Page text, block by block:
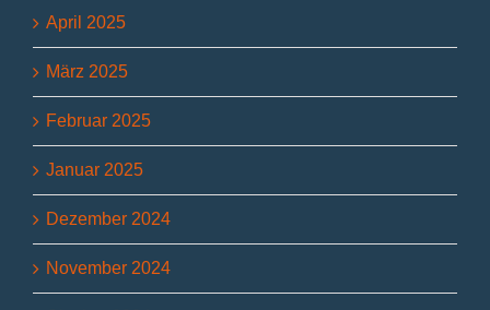
April 2025
März 2025
Februar 2025
Januar 2025
Dezember 2024
November 2024